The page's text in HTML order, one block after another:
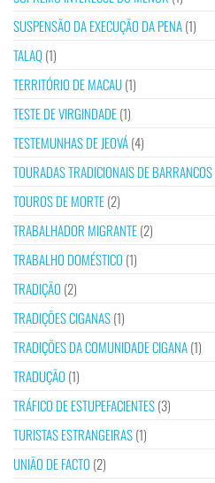
SUSPENSÃO DA EXECUÇÃO DA PENA(1)
TALAQ(1)
TERRITÓRIO DE MACAU(1)
TESTE DE VIRGINDADE(1)
TESTEMUNHAS DE JEOVÁ(4)
TOURADAS TRADICIONAIS DE BARRANCOS
TOUROS DE MORTE(2)
TRABALHADOR MIGRANTE(2)
TRABALHO DOMÉSTICO (1)
TRADIÇÃO (2)
TRADIÇÕES CIGANAS(1)
TRADIÇÕES DA COMUNIDADE CIGANA(1)
TRADUÇÃO (1)
TRÁFICO DE ESTUPEFACIENTES(3)
TURISTAS ESTRANGEIRAS(1)
UNIÃO DE FACTO (2)